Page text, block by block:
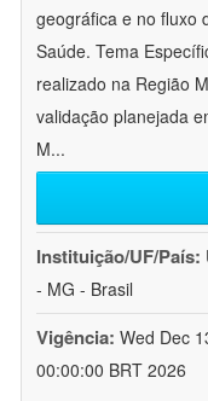
geográfica e no fluxo
Saúde. Tema
realizado na Região
validação planejada
M...
Instituição/UF/País:
- MG - Brasil
Vigência: Wed Dec
00:00:00 BRT 2026